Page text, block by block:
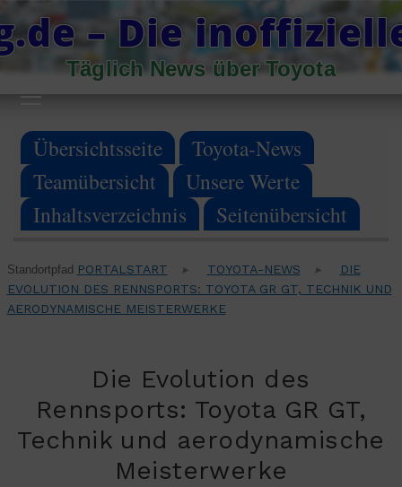
Skip
to
content
– Die
Täglich News über Toyota
Primary
Übersichtsseite
Toyota-News
Teamübersicht
Unsere Werte
Inhaltsverzeichnis
Seitenübersicht
Standortpfad PORTALSTART ▸ TOYOTA-NEWS ▸
DIE
EVOLUTION DES RENNSPORTS: TOYOTA GR GT, TECHNIK UND
AERODYNAMISCHE MEISTERWERKE
Die Evolution des
Rennsports: Toyota GR GT,
Technik und aerodynamische
Meisterwerke